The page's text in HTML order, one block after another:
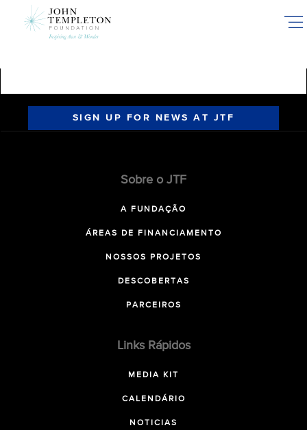
SIGN UP FOR NEWS AT JTF
Sobre o JTF
A FUNDAÇÃO
ÁREAS DE FINANCIAMENTO
NOSSOS PROJETOS
DESCOBERTAS
PARCEIROS
Links Rápidos
MEDIA KIT
CALENDÁRIO
NOTICIAS